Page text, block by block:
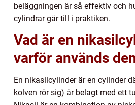
beläggningen är så effektiv och
cylindrar går till i praktiken.
Vad är en
varför används
En nikasilcylinder är en cylinder
kolven rör sig) är belagt med ett